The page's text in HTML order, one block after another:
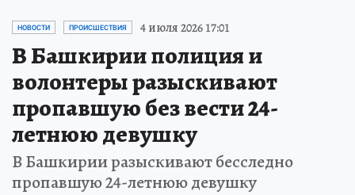
НОВОСТИ ПРОИСШЕСТВИЯ 4 июля 2026 17:01
В Башкирии полиция и
волонтеры разыскивают
пропавшую без вести 24-
летнюю девушку
В Башкирии разыскивают бесследно
пропавшую 24-летнюю девушку